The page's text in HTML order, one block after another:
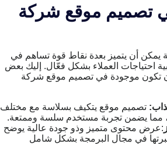
تصميم موقع شركة
أن يتميز بعدة نقاط قوة تساهم في
احتياجات العملاء بشكل فعّال. إليك بعض
أن تكون موجودة في تصميم موقع شركة
تصميم موقع يتكيف بسلاسة مع مختلف
مما يضمن تجربة مستخدم سلسة وممتعة.
:عرض محتوى متميز وذو جودة عالية يوضح
في مجال البرمجة بشكل شامل